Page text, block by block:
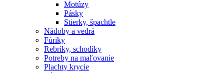
Motúzy
Pásky
Stierky, špachtle
Nádoby a vedrá
Fúriky
Rebríky, schodíky
Potreby na maľovanie
Plachty krycie